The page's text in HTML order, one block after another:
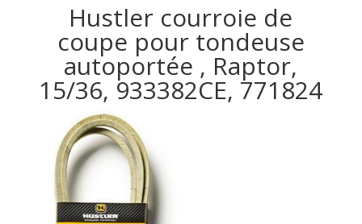
Hustler courroie de
coupe pour tondeuse
autoportée , Raptor,
15/36, 933382CE, 771824